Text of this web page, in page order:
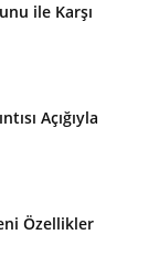
ile Karşı
Açığıyla
Özellikler